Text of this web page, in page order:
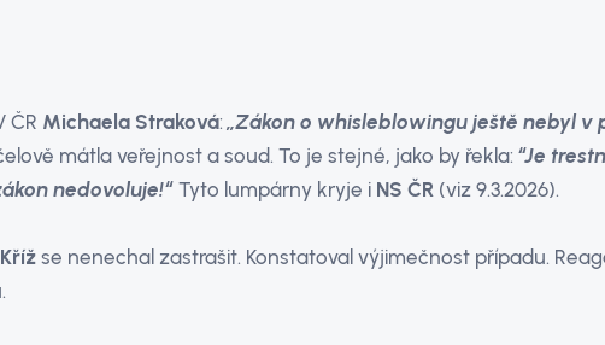
ČR Michaela Straková:„Zákon o whisleblowingu ještě nebyl v
mátla veřejnost a soud. To je stejné, jako by řekla: “Je
nedovoluje!“Tyto lumpárny kryje i NS ČR(viz 9.3.2026).
se nenechal zastrašit. Konstatoval výjimečnost případu.